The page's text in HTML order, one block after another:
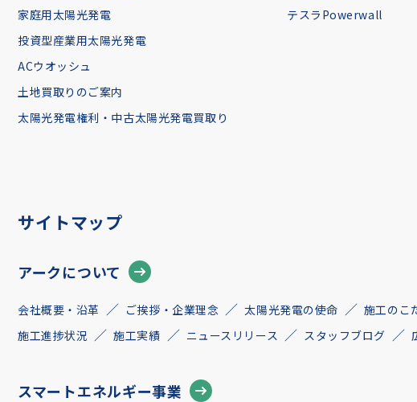
家庭用太陽光発電
投資型産業用太陽光発電
ACウオッシュ
土地買取りのご案内
太陽光発電権利・中古太陽光発電買取り
テスラPowerwall
サイトマップ
アークについて
会社概要・沿革 ご挨拶・企業理念 太陽光発電の使命 施工のこ
施工進捗状況
施工実績 ニュースリリース スタッフブログ
スマートエネルギー事業